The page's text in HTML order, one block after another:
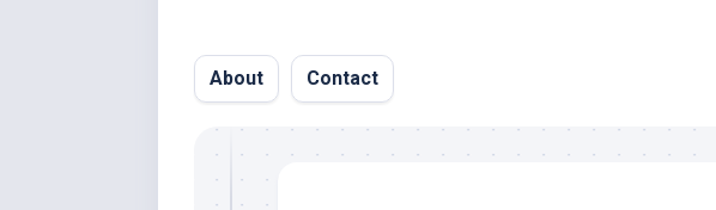
About Contact